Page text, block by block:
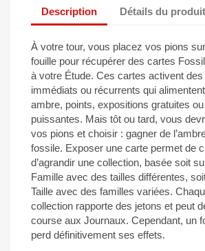
Description Détails du produit
À votre tour, vous placez vos pions
fouille pour récupérer des cartes
à votre Étude. Ces cartes activent des
immédiats ou récurrents qui
ambre, points, expositions gratuites
puissantes. Mais tôt ou tard, vous
vos pions et choisir : gagner de
fossile. Exposer une carte permet de
d’agrandir une collection, basée soit
Famille avec des tailles différentes,
Taille avec des familles variées.
collection rapporte des jetons et peut
course aux Journaux. Cependant, un
perd définitivement ses effets.